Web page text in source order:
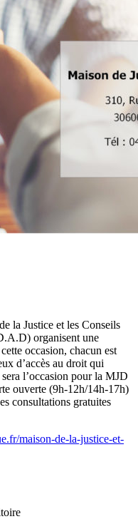
la Justice et les Conseils
organisent une
occasion, chacun est
d’accès au droit qui
l’occasion pour la MJD
ouverte (9h-12h/14h-17h)
consultations gratuites
maison-de-la-justice-et-